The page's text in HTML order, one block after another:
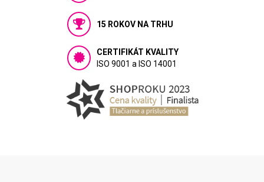
15 ROKOV NA TRHU
CERTIFIKÁT KVALITY
ISO 9001 a ISO 14001